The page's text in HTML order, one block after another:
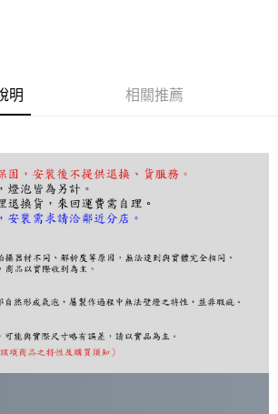
收到商品之後才付款」的支付方式。 讓您購物簡單
結帳流程】
先享後付」後，將跳轉至「AFTEE先享後付」
將收到繳費通知簡訊。
後14天內，點擊此簡訊中的連結，可透過四大超商／
方式進行付款，方視為交易完成。
當下不需立刻繳費，但若您需要取消訂單，請聯絡
先享後付 」之結帳頁面顯示為準，若有關於
取消欲退款等相關疑問，請聯繫「AFTEE先享後付
support/home
含以上)免運費
明 相關推薦